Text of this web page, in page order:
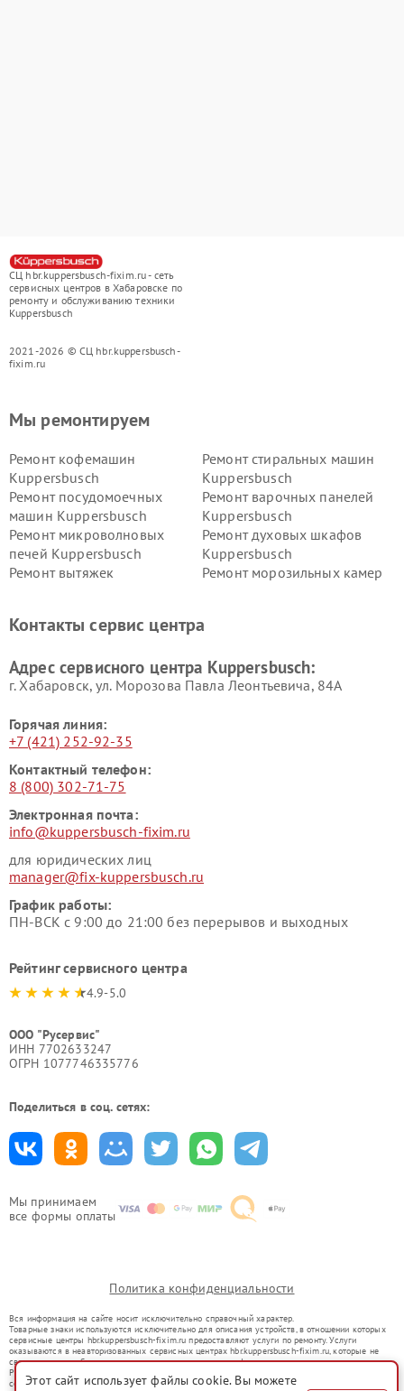
СЦ hbr.kuppersbusch-fixim.ru - сеть
сервисных центров в Хабаровске по
ремонту и обслуживанию техники
Kuppersbusch
2021-2026 © СЦ hbr.kuppersbusch-
fixim.ru
Мы принимаем
все формы оплаты
Мы ремонтируем
Ремонт кофемашин
Kuppersbusch
Ремонт стиральных машин
Kuppersbusch
Ремонт посудомоечных
машин Kuppersbusch
Ремонт варочных панелей
Kuppersbusch
Ремонт микроволновых
печей Kuppersbusch
Ремонт духовых шкафов
Kuppersbusch
Ремонт вытяжек
Ремонт морозильных камер
Kuppersbusch
вакуумных упаковщиков
Ремонт сушильных машин Kuppersbusch
Контакты сервис центра
Адрес сервисного центра Kuppersbusch:
г. Хабаровск, ул. Морозова Павла Леонтьевича, 84А
Горячая линия:
+7 (421) 252-92-35
Контактный телефон:
8 (800) 302-71-75
Электронная почта:
info@kuppersbusch-fixim.ru
для юридических лиц
manager@fix-kuppersbusch.ru
График работы:
ПН-ВСК с 9:00 до 21:00 без перерывов и выходных
Рейтинг сервисного центра
4.9-5.0
ООО "Русервис"
ИНН 7702633247
ОГРН 1077746335776
Поделиться в соц. сетях:
Политика конфиденциальности
Вся информация на сайте носит исключительно справочный характер.
Товарные знаки используются исключительно для описания устройств, в отношении которых
сервисные центры hbr.kuppersbusch-fixim.ru предоставляют услуги по ремонту. Услуги
оказываются в неавторизованных сервисных центрах hbr.kuppersbusch-fixim.ru, которые не
связаны с правообладателями товарных знаков или их официальными представителями.
Ремонт осуществляется для устройств, уже введенных в гражданский оборот в соответствии
со статьей 1487 ГК РФ.
Этот сайт использует файлы cookie. Вы можете